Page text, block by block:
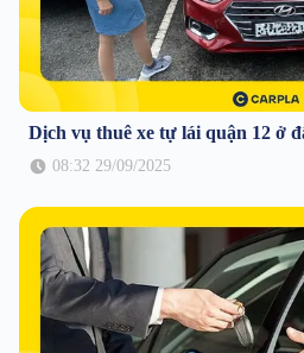
Dịch vụ thuê xe tự lái quận 12 ở
08:32 29/09/2025